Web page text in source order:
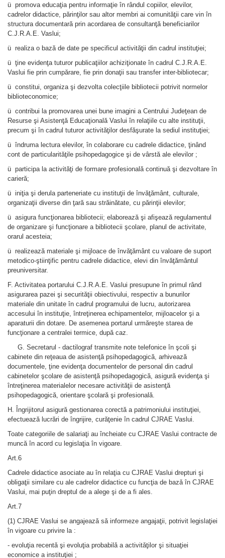
ü promova educaţia pentru informaţie în rândul copiilor, elevilor,
cadrelor didactice, părinţilor sau altor membri ai comunităţii care vin în
structura documentară prin acordarea de consultanţă beneficiarilor
C.J.R.A.E. Vaslui;
ü realiza o bază de date pe specificul activităţii din cadrul instituţiei;
ü ţine evidenţa tuturor publicaţiilor achiziţionate în cadrul C.J.R.A.E.
Vaslui fie prin cumpărare, fie prin donaţii sau transfer inter-bibliotecar;
ü constitui, organiza şi dezvolta colecţiile bibliotecii potrivit normelor
biblioteconomice;
ü contribui la promovarea unei bune imagini a Centrului Judeţean de
Resurse şi Asistenţă Educaţională Vaslui în relaţiile cu alte instituţii,
precum şi în cadrul tuturor activităţilor desfăşurate la sediul instituţiei;
ü îndruma lectura elevilor, în colaborare cu cadrele didactice, ţinând
cont de particularităţile psihopedagogice şi de vârstă ale elevilor ;
ü participa la activităţi de formare profesională continuă şi dezvoltare în
carieră;
ü iniţia şi derula parteneriate cu instituţii de învăţământ, culturale,
organizaţii diverse din ţară sau străinătate, cu părinţii elevilor;
ü asigura funcţionarea bibliotecii; elaborează şi afişează regulamentul
de organizare şi funcţionare a bibliotecii şcolare, planul de activitate,
orarul acesteia;
ü realizează materiale şi mijloace de învăţământ cu valoare de suport
metodico-ştiinţific pentru cadrele didactice, elevi din învăţământul
preuniversitar.
F. Activitatea portarului C.J.R.A.E. Vaslui presupune în primul rând
asigurarea pazei şi securităţii obiectivului, respectiv a bunurilor
materiale din unitate în cadrul programului de lucru, autorizarea
accesului în instituţie, întreţinerea echipamentelor, mijloacelor şi a
aparaturii din dotare. De asemenea portarul urmăreşte starea de
funcţionare a centralei termice, după caz.
G. Secretarul - dactilograf transmite note telefonice în şcoli şi
cabinete din reţeaua de asistenţă psihopedagogică, arhivează
documentele, ţine evidenţa documentelor de personal din cadrul
cabinetelor şcolare de asistenţă psihopedagogică, asigură evidenţa şi
întreţinerea materialelor necesare activităţii de asistenţă
psihopedagogică, orientare şcolară şi profesională.
H. Îngrijitorul asigură gestionarea corectă a patrimoniului instituţiei,
efectuează lucrări de îngrijire, curăţenie în cadrul CJRAE Vaslui.
Toate categoriile de salariaţi au încheiate cu CJRAE Vaslui contracte de
muncă în acord cu legislaţia în vigoare.
Art.6
Cadrele didactice asociate au în relaţia cu CJRAE Vaslui drepturi şi
obligaţii similare cu ale cadrelor didactice cu funcţia de bazǎ în CJRAE
Vaslui, mai puţin dreptul de a alege şi de a fi ales.
Art.7
(1) CJRAE Vaslui se angajeazǎ sǎ informeze angajaţii, potrivit legislaţiei
în vigoare cu privire la :
- evoluţia recentǎ şi evoluţia probabilǎ a activitǎţilor şi situaţiei
economice a instituţiei ;